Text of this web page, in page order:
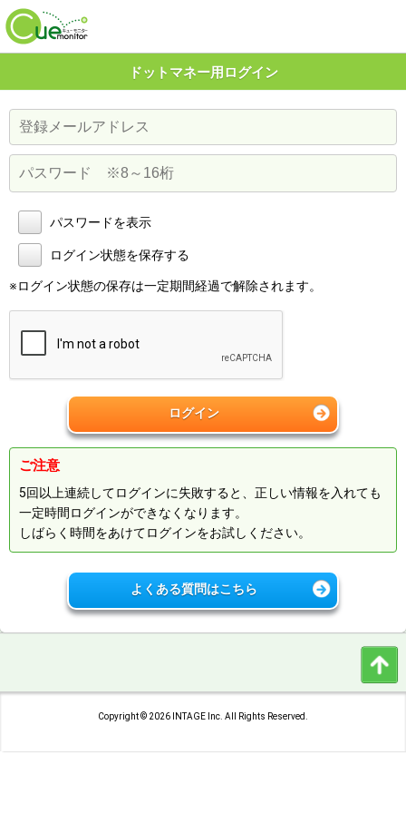
ドットマネー用ログイン
パスワードを表示
ログイン状態を保存する
※ログイン状態の保存は一定期間経過で解除されます。
ログイン
ご注意
5回以上連続してログインに失敗すると、正しい情報を入れても
一定時間ログインができなくなります。
しばらく時間をあけてログインをお試しください。
よくある質問はこちら
Copyright © 2026 INTAGE Inc. All Rights Reserved.